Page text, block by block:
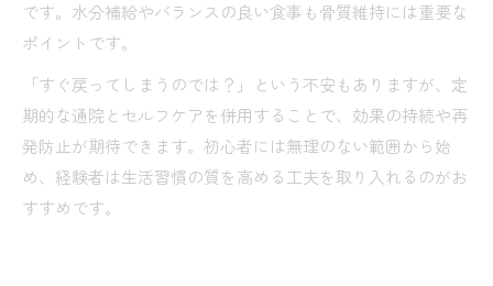
です。水分補給やバランスの良い食事も骨質維持には重要な
ポイントです。
「すぐ戻ってしまうのでは？」という不安もありますが、定
期的な通院とセルフケアを併用することで、効果の持続や再
発防止が期待できます。初心者には無理のない範囲から始
め、経験者は生活習慣の質を高める工夫を取り入れるのがお
すすめです。